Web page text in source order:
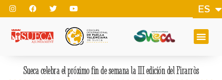
ES
EN
Sueca celebra el próximo fin de semana la III edición del Firarròs